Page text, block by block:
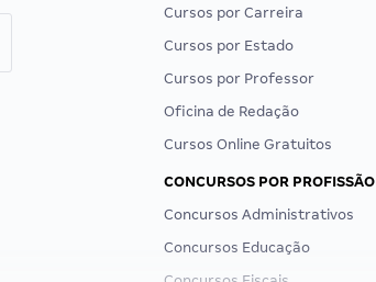
Cursos por Carreira
Cursos por Estado
Cursos por Professor
Oficina de Redação
Cursos Online Gratuitos
CONCURSOS POR PROFISSÃO
Concursos Administrativos
Concursos Educação